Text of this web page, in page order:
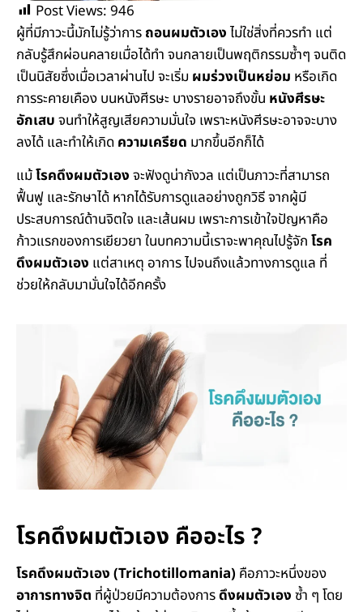
Post Views:946
ผู้ที่มีภาวะนี้มักไม่รู้ว่าการถอนผมตัวเองไม่ใช่สิ่งที่ควรทำ แต่
กลับรู้สึกผ่อนคลายเมื่อได้ทำ จนกลายเป็นพฤติกรรมซ้ำๆ จนติด
เป็นนิสัยซึ่งเมื่อเวลาผ่านไป จะเริ่ม ผมร่วงเป็นหย่อม หรือเกิด
การระคายเคือง บนหนังศีรษะ บางรายอาจถึงขั้น หนังศีรษะ
อักเสบจนทำให้สูญเสียความมั่นใจ เพราะหนังศีรษะอาจจะบาง
ลงได้ และทำให้เกิดความเครียด มากขึ้นอีกก็ได้
แม้โรคดึงผมตัวเองจะฟังดูน่ากังวล แต่เป็นภาวะที่สามารถ
ฟื้นฟู และรักษาได้ หากได้รับการดูแลอย่างถูกวิธี จากผู้มี
ประสบการณ์ด้านจิตใจ และเส้นผม เพราะการเข้าใจปัญหาคือ
ก้าวแรกของการเยียวยา ในบทความนี้เราจะพาคุณไปรู้จักโรค
ดึงผมตัวเอง แต่สาเหตุ อาการ ไปจนถึงแล้วทางการดูแล ที่
ช่วยให้กลับมามั่นใจได้อีกครั้ง
โรคดึงผมตัวเอง คืออะไร ?
โรคดึงผมตัวเอง (Trichotillomania) คือภาวะหนึ่งของ
อาการทางจิต ที่ผู้ป่วยมีความต้องการดึงผมตัวเองซ้ำ ๆ โดย